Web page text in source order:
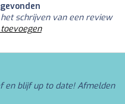
schrijven van een review
en blijf up to date! Afmelden